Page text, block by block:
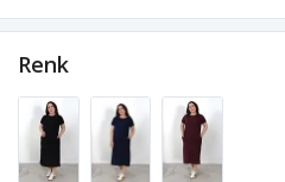
Renk